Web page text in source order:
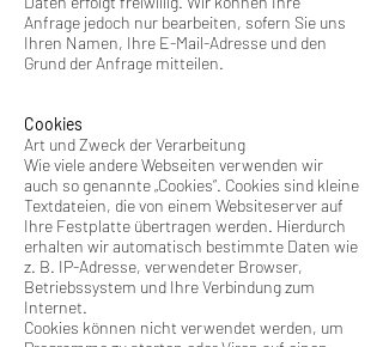
Anfrage jedoch nur bearbeiten, sofern Sie uns
Ihren Namen, Ihre E-Mail-Adresse und den
Grund der Anfrage mitteilen.
Cookies
Art und Zweck der Verarbeitung
Wie viele andere Webseiten verwenden wir
auch so genannte „Cookies“. Cookies sind kleine
Textdateien, die von einem Websiteserver auf
Ihre Festplatte übertragen werden. Hierdurch
erhalten wir automatisch bestimmte Daten wie
z. B. IP-Adresse, verwendeter Browser,
Betriebssystem und Ihre Verbindung zum
Internet.
Cookies können nicht verwendet werden, um